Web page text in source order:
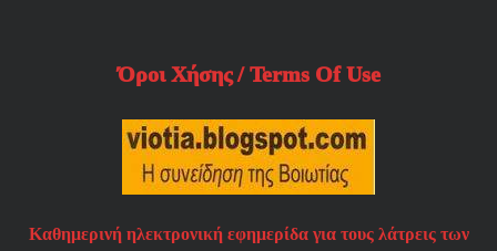
Όροι Χήσης / Terms Of Use
Καθημερινή ηλεκτρονική εφημερίδα για τους λάτρεις των